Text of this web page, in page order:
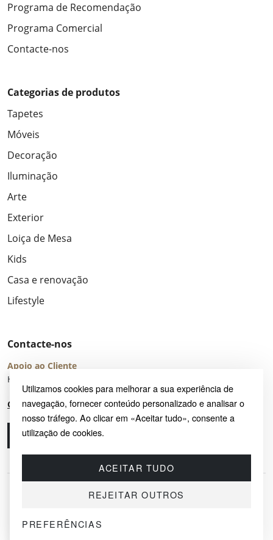
Utilizamos cookies para melhorar a sua experiência de
navegação, fornecer conteúdo personalizado e analisar o
nosso tráfego. Ao clicar em «Aceitar tudo», consente a
utilização de cookies.
ACEITAR TUDO
REJEITAR OUTROS
PREFERÊNCIAS
Programa de Recomendação
Programa Comercial
Contacte-nos
Categorias de produtos
Tapetes
Móveis
Decoração
Iluminação
Arte
Exterior
Loiça de Mesa
Kids
Casa e renovação
Lifestyle
Contacte-nos
Apoio ao Cliente
Horário de Atendimento: seg – sex 8:00 – 16:00 (UTC+2)
Centro de Ajuda
Ligue-nos
© 2026 SAYRUG OÜ · KESKLINNA LINNAOSA, AHTRI TN 12, 10151, TALLINN,